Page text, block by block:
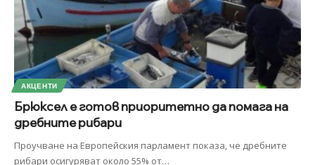
АКЦЕНТИ
Брюксел е готов приоритетно да помага на
дребните рибари
Проучване на Европейския парламент показа, че дребните
рибари осигуряват около 55% от…